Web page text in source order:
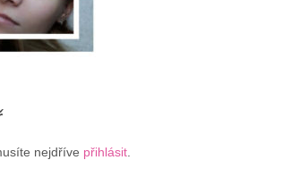
nejdříve přihlásit